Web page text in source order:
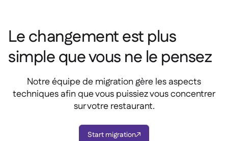
Le changement est plus
simple que vous ne le pensez
Notre équipe de migration gère les aspects
techniques afin que vous puissiez vous concentrer
sur votre restaurant.
Start migration